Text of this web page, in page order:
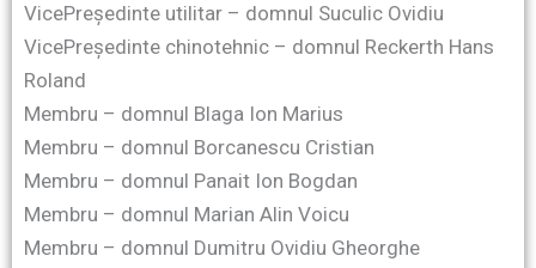
VicePreședinte utilitar – domnul Suculic Ovidiu
VicePreședinte chinotehnic – domnul Reckerth Hans
Roland
Membru – domnul Blaga Ion Marius
Membru – domnul Borcanescu Cristian
Membru – domnul Panait Ion Bogdan
Membru – domnul Marian Alin Voicu
Membru – domnul Dumitru Ovidiu Gheorghe